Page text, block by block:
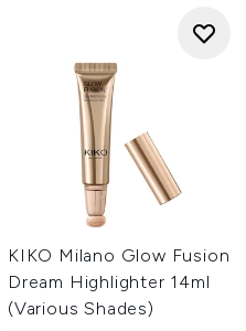
KIKO Milano Glow Fusion
Dream Highlighter 14ml
(Various Shades)